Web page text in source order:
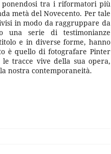
tra i riformatori più
metà del Novecento. Per tale
in modo da raggruppare da
serie di testimonianze
e in diverse forme, hanno
è quello di fotografare Pinter
tracce vive della sua opera,
nostra contemporaneità.